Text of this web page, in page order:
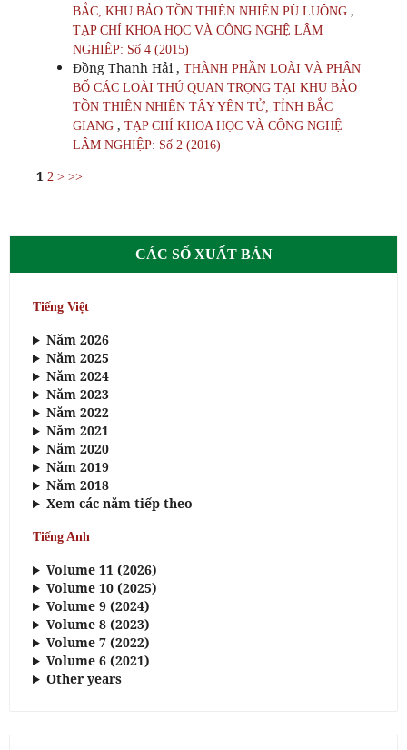
BẮC, KHU BẢO TỒN THIÊN NHIÊN PÙ LUÔNG ,
TẠP CHÍ KHOA HỌC VÀ CÔNG NGHỆ LÂM
NGHIỆP: Số 4 (2015)
Đồng Thanh Hải , THÀNH PHẦN LOÀI VÀ PHÂN
BỐ CÁC LOÀI THÚ QUAN TRỌNG TẠI KHU BẢO
TỒN THIÊN NHIÊN TÂY YÊN TỬ, TỈNH BẮC
GIANG , TẠP CHÍ KHOA HỌC VÀ CÔNG NGHỆ
LÂM NGHIỆP: Số 2 (2016)
1 2 > >>
CÁC SỐ XUẤT BẢN
Tiếng Việt
Năm 2026
Năm 2025
Năm 2024
Năm 2023
Năm 2022
Năm 2021
Năm 2020
Năm 2019
Năm 2018
Xem các năm tiếp theo
Tiếng Anh
Volume 11 (2026)
Volume 10 (2025)
Volume 9 (2024)
Volume 8 (2023)
Volume 7 (2022)
Volume 6 (2021)
Other years